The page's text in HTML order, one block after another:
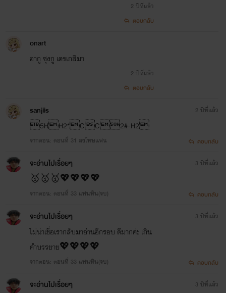
2 ปีที่แล้ว
ตอบกลับ
onart
อากู ซุงกู เตรเกสิมา
2 ปีที่แล้ว
ตอบกลับ
sanjiis
5HH2*CC2#-H2
จากตอน: ตอนที่ 31 ลงโทษแฟน
2 ปีที่แล้ว
ตอบกลับ
จะอ่านไปเรื่อยๆ
🥇🥇🥇💖💖💖💖
จากตอน: ตอนที่ 33 แฟนหิน(จบ)
3 ปีที่แล้ว
ตอบกลับ
จะอ่านไปเรื่อยๆ
ไม่น่าเชื่อเรากลับมาอ่านอีกรอบ ดีมากค่ะ เกิน
คำบรรยาย💖💖💖💖
จากตอน: ตอนที่ 33 แฟนหิน(จบ)
3 ปีที่แล้ว
ตอบกลับ
จะอ่านไปเรื่อยๆ 3 ปีที่แล้ว